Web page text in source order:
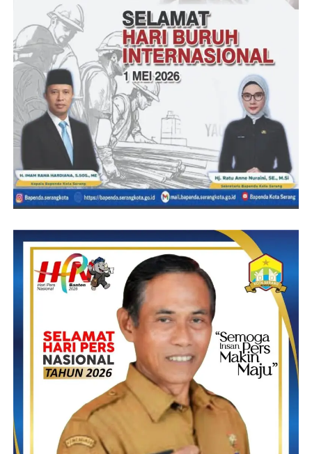
dan Rudi ini sudah seperti saudara,” katanya.
Ivan menuturkan, dirinya tidak bermaksud menyinggung
masyarakat pers, khususnya wartawan media online, yakni Rudi.
Karena bagaimanapun pers merupakan mitra strategis dari Kejati
Banten.
“Media ini patner kerja dari Kejati Banten, tentu kejati tidak akan
besar tanpa adanya pers,” ucapnya.
Menurutnya, apa yang disampaikan olehnya adalah bentuk
perhatian seorang kakak kepada adik. Perkataan yang
diungkapkannya ke Rudi, kata dia, semata untuk memotivasi
Rudi, agar terus belajar dan berkembang.
“Saya ini sayang dengan Rudi, saya keras dengannya karena
saya anggap sebagai adik, agar dia termotivasi untuk turut
memberikan warna terhadap pemberitaan pembangunan di
Ditempat yang sama, Rudi Manurung, mengakui kedekatannya
dengan Ivan dan menyadari bahwa dikatakan Kasi Penkum ini
adalah motivasi untuknya. Adapun keluhan dirinya atas sikap
Ivan, yang sempat ramai diberitakan sejumlah media,
menurutnya, itu hanya bentuk kekhilafan dirinya dalam
mencerna apa yang disampaikan Ivan.